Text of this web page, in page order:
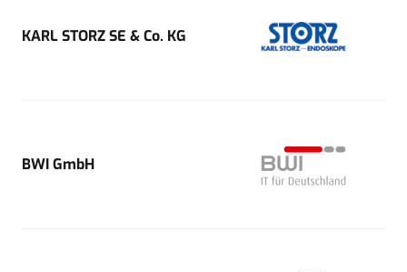
KARL STORZ SE & Co. KG
BWI GmbH